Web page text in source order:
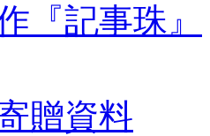
『記事珠』
贈資料